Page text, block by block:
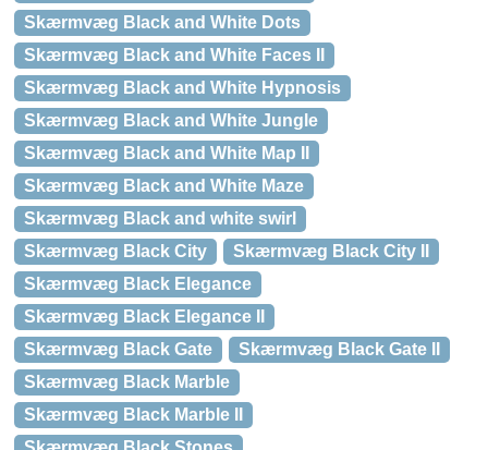
Skærmvæg Black and White Dots
Skærmvæg Black and White Faces II
Skærmvæg Black and White Hypnosis
Skærmvæg Black and White Jungle
Skærmvæg Black and White Map II
Skærmvæg Black and White Maze
Skærmvæg Black and white swirl
Skærmvæg Black City
Skærmvæg Black City II
Skærmvæg Black Elegance
Skærmvæg Black Elegance II
Skærmvæg Black Gate
Skærmvæg Black Gate II
Skærmvæg Black Marble
Skærmvæg Black Marble II